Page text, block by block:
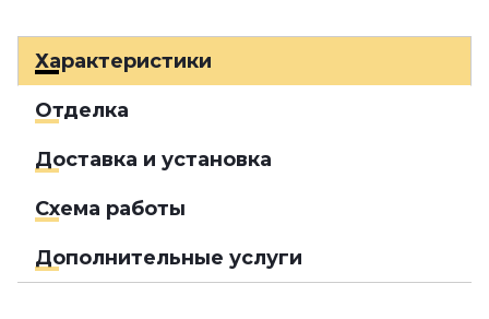
Характеристики
Отделка
Доставка и установка
Схема работы
Дополнительные услуги